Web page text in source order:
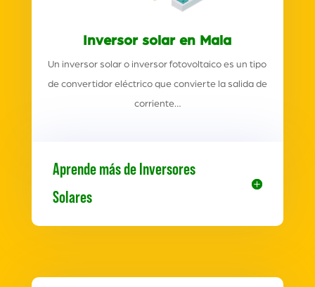
Inversor solar en Mala
Un inversor solar o inversor fotovoltaico es un tipo
de convertidor eléctrico que convierte la salida de
corriente…
Aprende más de Inversores
Solares